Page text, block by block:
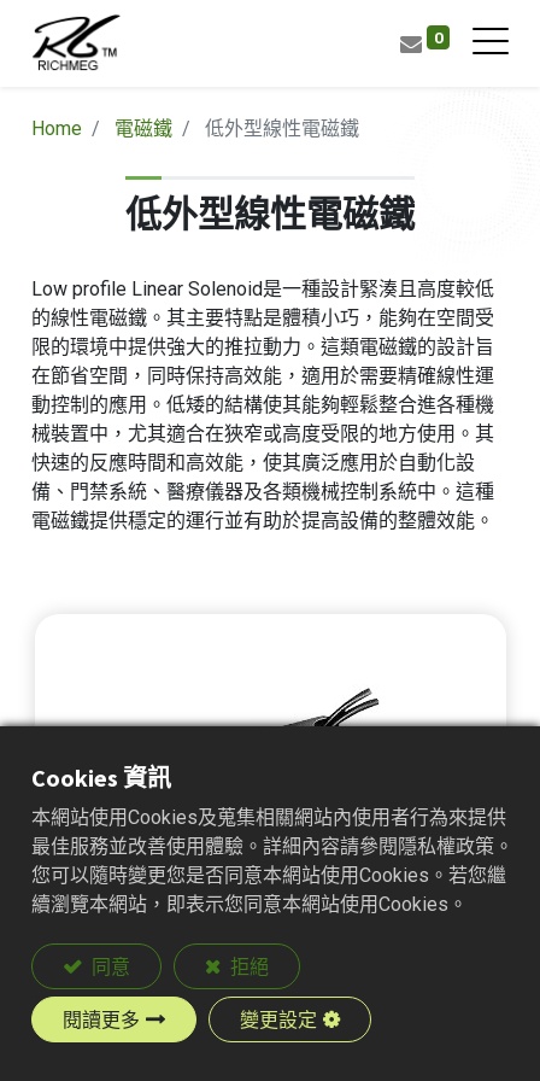
0
Home 電磁鐵 低外型線性電磁鐵
低外型線性電磁鐵
Low profile Linear Solenoid是一種設計緊湊且高度較低
的線性電磁鐵。其主要特點是體積小巧，能夠在空間受
限的環境中提供強大的推拉動力。這類電磁鐵的設計旨
在節省空間，同時保持高效能，適用於需要精確線性運
動控制的應用。低矮的結構使其能夠輕鬆整合進各種機
械裝置中，尤其適合在狹窄或高度受限的地方使用。其
快速的反應時間和高效能，使其廣泛應用於自動化設
備、門禁系統、醫療儀器及各類機械控制系統中。這種
電磁鐵提供穩定的運行並有助於提高設備的整體效能。
Cookies 資訊
本網站使用Cookies及蒐集相關網站內使用者行為來提供
最佳服務並改善使用體驗。詳細內容請參閱隱私權政策。
您可以隨時變更您是否同意本網站使用Cookies。若您繼
續瀏覽本網站，即表示您同意本網站使用Cookies。
同意 拒絕
閱讀更多 變更設定